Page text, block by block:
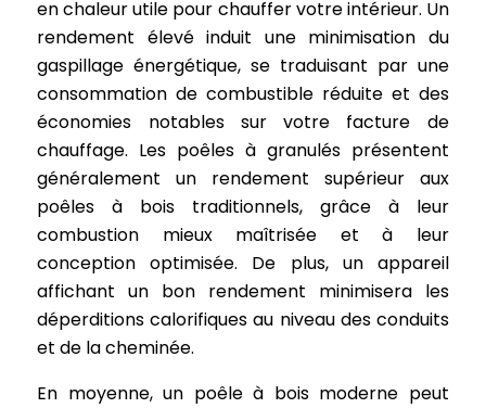
en chaleur utile pour chauffer votre intérieur. Un
rendement élevé induit une minimisation du
gaspillage énergétique, se traduisant par une
consommation de combustible réduite et des
économies notables sur votre facture de
chauffage. Les poêles à granulés présentent
généralement un rendement supérieur aux
poêles à bois traditionnels, grâce à leur
combustion mieux maîtrisée et à leur
conception optimisée. De plus, un appareil
affichant un bon rendement minimisera les
déperditions calorifiques au niveau des conduits
et de la cheminée.
En moyenne, un poêle à bois moderne peut